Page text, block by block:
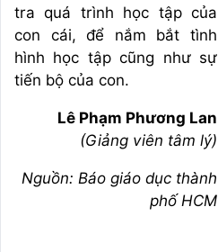
tra quá trình học tập của
con cái, để nắm bắt tình
hình học tập cũng như sự
tiến bộ của con.
Lê Phạm Phương Lan
(Giảng viên tâm lý)
Nguồn: Báo giáo dục thành
phố HCM